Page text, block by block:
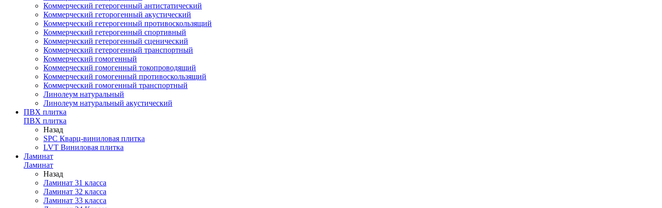
Коммерческий гетерогенный антистатический
Коммерческий геторогенный акустический
Коммерческий гетерогенный противоскользящий
Коммерческий гетерогенный спортивный
Коммерческий гетерогенный сценический
Коммерческий гетерогенный транспортный
Коммерческий гомогенный
Коммерческий гомогенный токопроводящий
Коммерческий гомогенный противоскользящий
Коммерческий гомогенный транспортный
Линолеум натуральный
Линолеум натуральный акустический
ПВХ плитка
ПВХ плитка
Назад
SPC Кварц-виниловая плитка
LVT Виниловая плитка
Ламинат
Ламинат
Назад
Ламинат 31 класса
Ламинат 32 класса
Ламинат 33 класса